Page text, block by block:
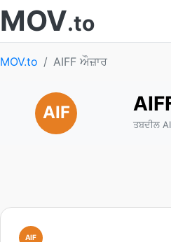
MOV.to
MOV.to AIFF ਔਜ਼ਾਰ
AIF
ਤਬਦੀਲ
AIF